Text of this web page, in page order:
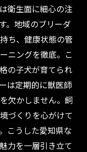
衛生面に細心の注
。地域のブリーダ
ち、健康状態の管
ニングを徹底。こ
の子犬が育てられ
は定期的に獣医師
欠かしません。飼
づくりを心がけて
こうした愛知県な
力を一層引き立て